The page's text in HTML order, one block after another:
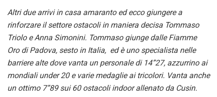
Altri due arrivi in casa amaranto ed ecco giungere a
rinforzare il settore ostacoli in maniera decisa Tommaso
Triolo e Anna Simonini. Tommaso giunge dalle Fiamme
Oro di Padova, sesto in Italia, ed è uno specialista nelle
barriere alte dove vanta un personale di 14”27, azzurrino ai
mondiali under 20 e varie medaglie ai tricolori. Vanta anche
un ottimo 7”89 sui 60 ostacoli indoor allenato da Cusin.